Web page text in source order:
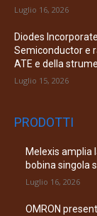
Luglio 16, 2026
Diodes
Semiconductor e
ATE e della
Luglio 15, 2026
PRODOTTI
Melexis amplia
bobina singola
Luglio 16, 2026
OMRON